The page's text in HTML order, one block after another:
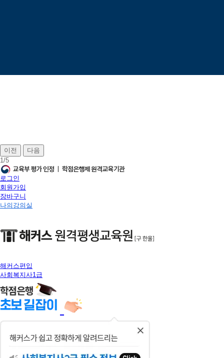
이전
다음
1/5
로그인
회원가입
장바구니
나의강의실
해커스편입
사회복지사1급